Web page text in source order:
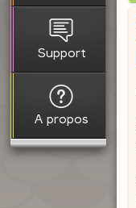
Support
A propos